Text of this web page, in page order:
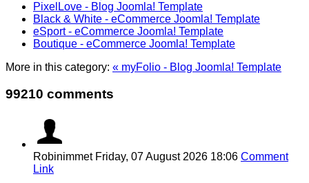
PixelLove - Blog Joomla! Template
Black & White - eCommerce Joomla! Template
eSport - eCommerce Joomla! Template
Boutique - eCommerce Joomla! Template
More in this category: « myFolio - Blog Joomla! Template
99210 comments
Robinimmet Friday, 07 August 2026 18:06 Comment
Link